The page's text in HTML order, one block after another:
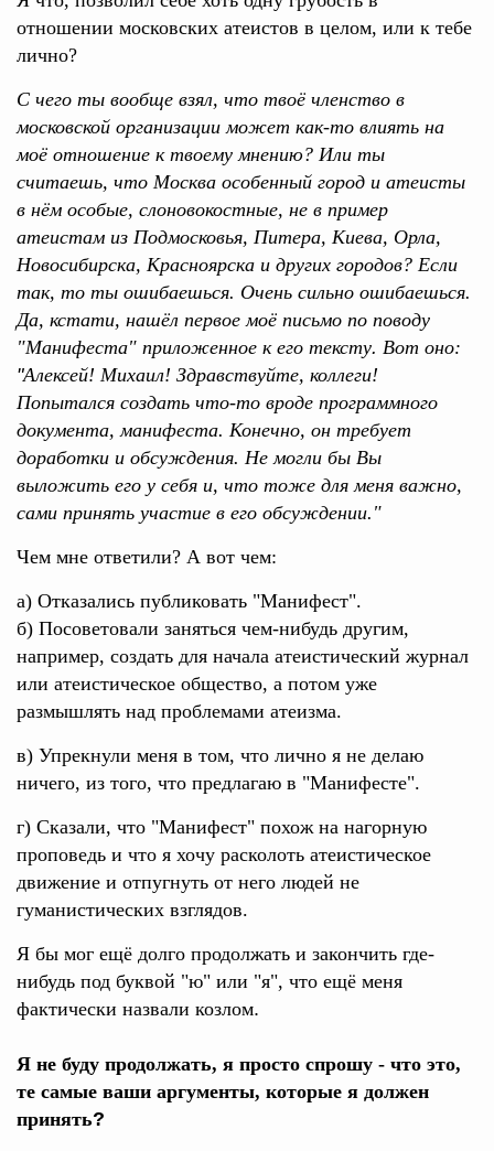
отношении московских атеистов в целом, или к тебе
лично?
С чего ты вообще взял, что твоё членство в
московской организации может как-то влиять на
моё отношение к твоему мнению? Или ты
считаешь, что Москва особенный город и атеисты
в нём особые, слоновокостные, не в пример
атеистам из Подмосковья, Питера, Киева, Орла,
Новосибирска, Красноярска и других городов? Если
так, то ты ошибаешься. Очень сильно ошибаешься.
Да, кстати, нашёл первое моё письмо по поводу
"Манифеста" приложенное к его тексту. Вот оно:
"Алексей! Михаил! Здравствуйте, коллеги!
Попытался создать что-то вроде программного
документа, манифеста. Конечно, он требует
доработки и обсуждения. Не могли бы Вы
выложить его у себя и, что тоже для меня важно,
сами принять участие в его обсуждении."
Чем мне ответили? А вот чем:
а) Отказались публиковать "Манифест".
б) Посоветовали заняться чем-нибудь другим,
например, создать для начала атеистический журнал
или атеистическое общество, а потом уже
размышлять над проблемами атеизма.
в) Упрекнули меня в том, что лично я не делаю
ничего, из того, что предлагаю в "Манифесте".
г) Сказали, что "Манифест" похож на нагорную
проповедь и что я хочу расколоть атеистическое
движение и отпугнуть от него людей не
гуманистических взглядов.
Я бы мог ещё долго продолжать и закончить где-
нибудь под буквой "ю" или "я", что ещё меня
фактически назвали козлом.
Я не буду продолжать, я просто спрошу - что это,
те самые ваши аргументы, которые я должен
принять?